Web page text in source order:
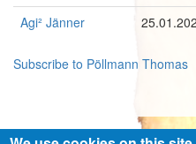
Agi² Jänner
Subscribe to Pöllmann Thomas